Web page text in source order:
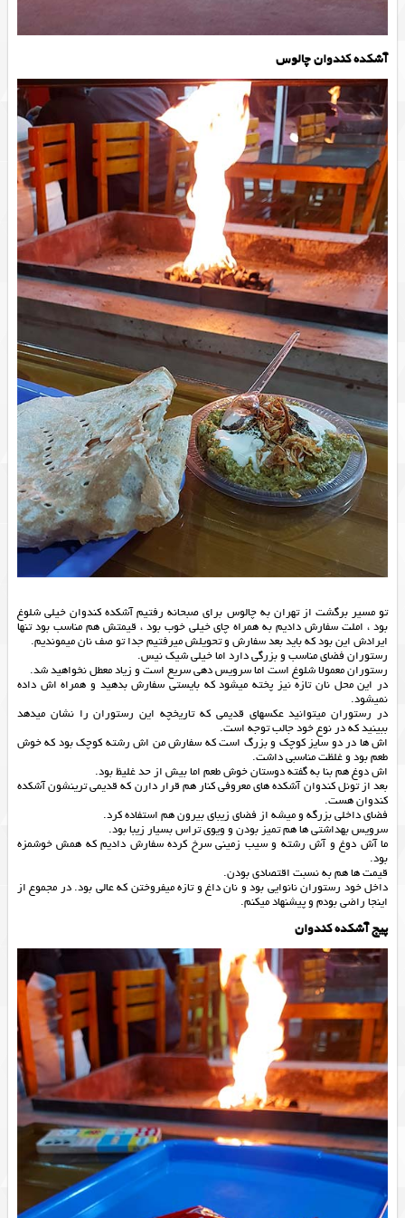
آشکده کندوان چالوس
تو مسیر برگشت از تهران به چالوس برای صبحانه رفتیم آشکده کندوان خیلی شلوغ
بود ، املت سفارش دادیم به همراه چای خیلی خوب بود ، قیمتش هم مناسب بود تنها
ایرادش این بود که باید بعد سفارش و تحویلش میرفتیم جدا تو صف نان میموندیم.
رستوران فضای مناسب و بزرگی دارد اما خیلی شیک نیس.
رستوران معمولا شلوغ است اما سرویس دهی سریع است و زیاد معطل نخواهید شد.
در این محل نان تازه نیز پخته میشود که بایستی سفارش بدهید و همراه اش داده
نمیشود.
در رستوران میتوانید عکسهای قدیمی که تاریخچه این رستوران را نشان میدهد
ببینید که در نوع خود جالب توجه است.
اش ها در دو سایز کوچک و بزرگ است که سفارش من اش رشته کوچک بود که خوش
طعم بود و غلظت مناسبی داشت.
اش دوغ هم بنا به گفته دوستان خوش طعم اما بیش از حد غلیظ بود.
بعد از تونل کندوان آشکده های معروفی کنار هم قرار دارن که قدیمی ترینشون آ‌شکده
کندوان هست.
فضای داخلی بزرگه و میشه از فضای زیبای بیرون هم استفاده کرد.
سرویس بهداشتی ها هم تمیز بودن و ویوی تراس بسیار زیبا بود.
ما آش دوغ و آش رشته و سیب زمینی سرخ کرده سفارش دادیم که همش خوشمزه
بود.
قیمت ها هم به نسبت اقتصادی بودن.
داخل خود رستوران نانوایی بود و نان داغ و تازه میفروختن که عالی بود. در مجموع از
اینجا راضی بودم و پیشنهاد میکنم.
پیج آشکده کندوان